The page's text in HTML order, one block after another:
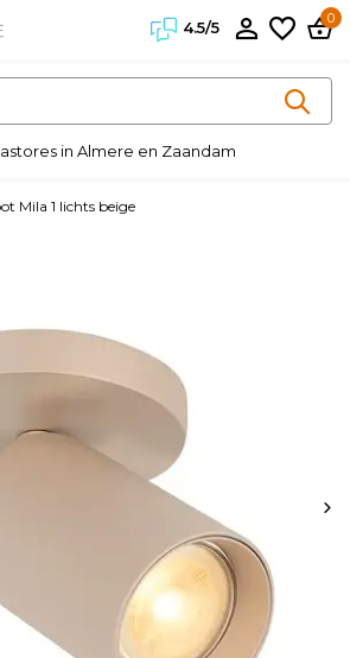
4.5/5
0
in Almere en Zaandam
Mila 1 lichts beige